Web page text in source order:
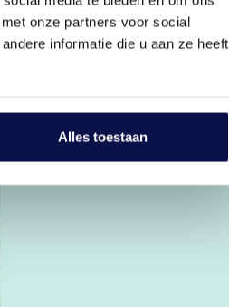
onze partners voor social
informatie die u aan ze heeft
Alles toestaan